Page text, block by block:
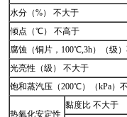
水分（%） 不大于
倾点（℃） 不高于
腐蚀（铜片，100℃,3h）（级
光亮性（级） 不大于
饱和蒸汽压（200℃）（kPa）
热氧化安定性
黏度比 不大于